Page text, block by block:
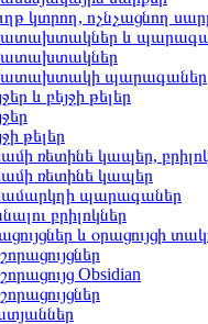
կտրող, ոչնչացնող
և
պարագաներ
և բեյջի թելեր
թելեր
ռետինե կապեր,
ռետինե կապեր
պարագաներ
բրիլոկներ
և օրացույցի
Obsidian